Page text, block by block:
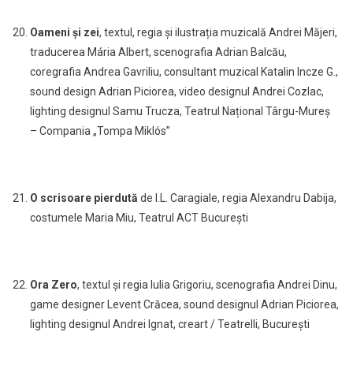
Oameni și zei, textul, regia și ilustrația muzicală Andrei Măjeri,
traducerea Mária Albert, scenografia Adrian Balcău,
coregrafia Andrea Gavriliu, consultant muzical Katalin Incze G.,
sound design Adrian Piciorea, video designul Andrei Cozlac,
lighting designul Samu Trucza, Teatrul Național Târgu-Mureș
– Compania „Tompa Miklós”
O scrisoare pierdută de I.L. Caragiale, regia Alexandru Dabija,
costumele Maria Miu, Teatrul ACT București
Ora Zero, textul și regia Iulia Grigoriu, scenografia Andrei Dinu,
game designer Levent Crăcea, sound designul Adrian Piciorea,
lighting designul Andrei Ignat, creart / Teatrelli, București